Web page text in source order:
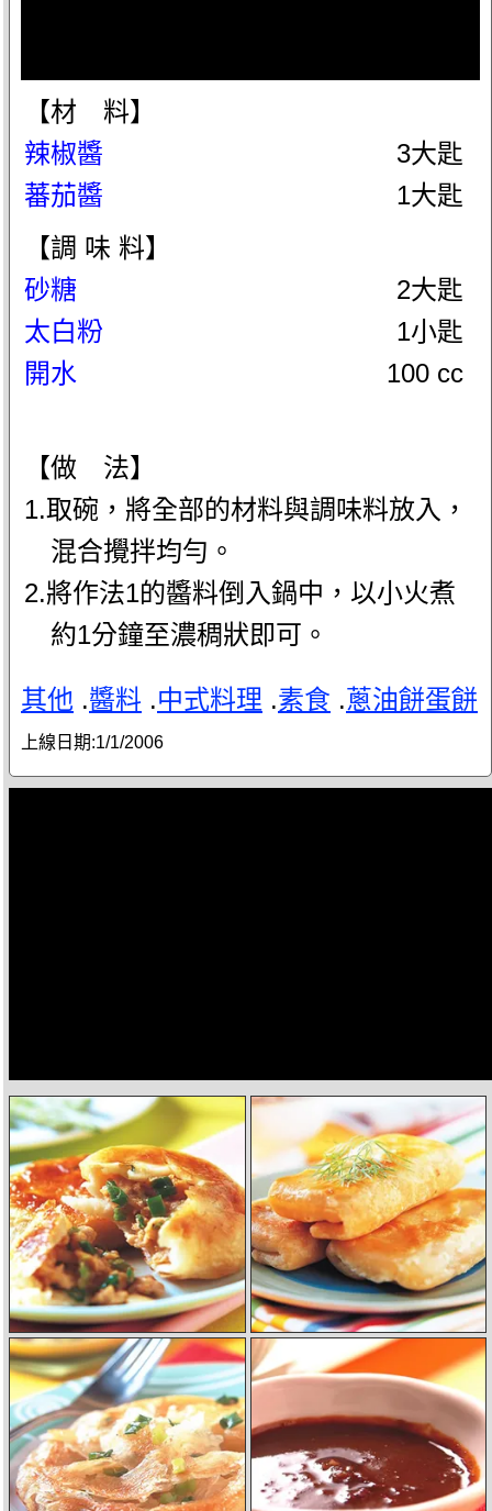
【材 料】
辣椒醬
3大匙
蕃茄醬
1大匙
【調 味 料】
砂糖
2大匙
太白粉
1小匙
開水
100 cc
【做 法】
1.取碗，將全部的材料與調味料放入，
混合攪拌均勻。
2.將作法1的醬料倒入鍋中，以小火煮
約1分鐘至濃稠狀即可。
其他 .醬料 .中式料理 .素食 .蔥油餅蛋餅
上線日期:1/1/2006